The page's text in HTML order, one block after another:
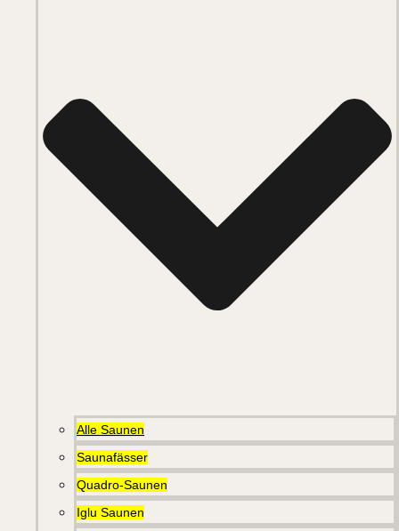
Alle Saunen
Saunafässer
Quadro-Saunen
Iglu Saunen